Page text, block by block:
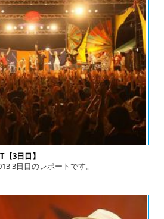
3日目】
3日目のレポートです。